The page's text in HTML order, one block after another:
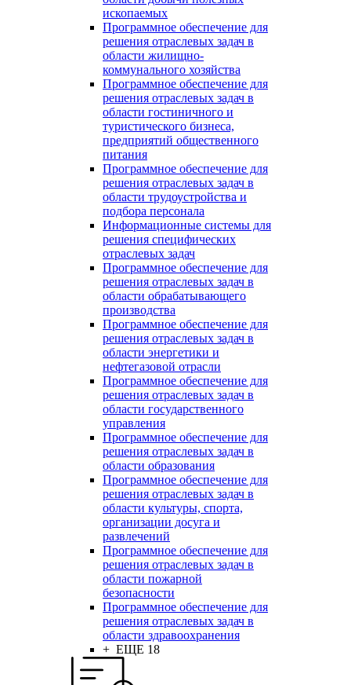
ископаемых
Программное обеспечение для
решения отраслевых задач в
области жилищно-
коммунального хозяйства
Программное обеспечение для
решения отраслевых задач в
области гостиничного и
туристического бизнеса,
предприятий общественного
питания
Программное обеспечение для
решения отраслевых задач в
области трудоустройства и
подбора персонала
Информационные системы для
решения специфических
отраслевых задач
Программное обеспечение для
решения отраслевых задач в
области обрабатывающего
производства
Программное обеспечение для
решения отраслевых задач в
области энергетики и
нефтегазовой отрасли
Программное обеспечение для
решения отраслевых задач в
области государственного
управления
Программное обеспечение для
решения отраслевых задач в
области образования
Программное обеспечение для
решения отраслевых задач в
области культуры, спорта,
организации досуга и
развлечений
Программное обеспечение для
решения отраслевых задач в
области пожарной
безопасности
Программное обеспечение для
решения отраслевых задач в
области здравоохранения
+ ЕЩЕ 18